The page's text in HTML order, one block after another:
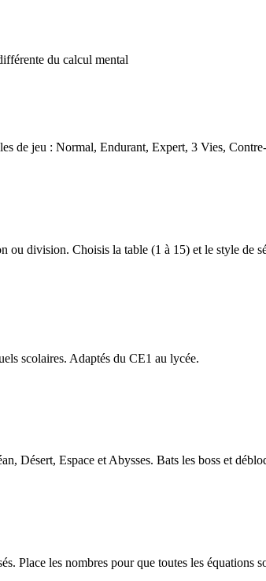
du calcul mental
de jeu : Normal, Endurant, Expert, 3 Vies,
ou division. Choisis la table (1 à 15) et le style de
scolaires. Adaptés du CE1 au lycée.
Désert, Espace et Abysses. Bats les boss et
Place les nombres pour que toutes les équations